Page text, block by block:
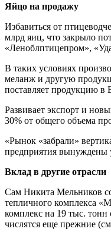
Яйцо на продажу
Избавиться от
млрд яиц, что закрыло
«Леноблптицепром»,
В таких условиях
меланж и другую
поставляет продукцию в
Развивает экспорт и
30% от общего объема
«Рынок «забрали»
предприятия вынуждены
Вклад в другие отрасли
Сам Никита Мельников
тепличного комплекса
комплекс на 19 тыс.
числятся еще прежние